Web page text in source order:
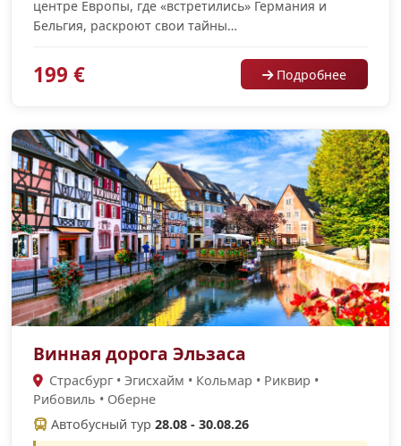
центре Европы, где «встретились» Германия и
Бельгия, раскроют свои тайны…
199 € Подробнее
Винная дорога Эльзаса
Страсбург • Эгисхайм • Кольмар • Риквир •
Рибовиль • Оберне
Автобусный тур 28.08 - 30.08.26